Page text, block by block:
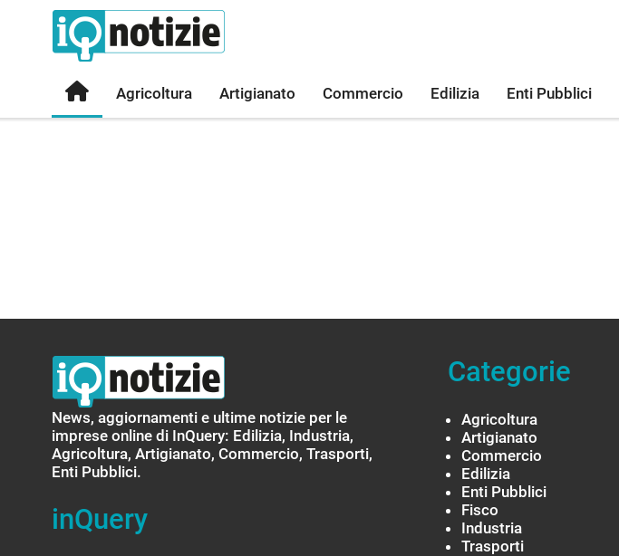
Agricoltura Artigianato Commercio Edilizia Enti Pubblici
IQ Notizie
News, aggiornamenti e ultime notizie per le
imprese online di InQuery: Edilizia, Industria,
Agricoltura, Artigianato, Commercio, Trasporti,
Enti Pubblici.
inQuery
Categorie
Agricoltura
Artigianato
Commercio
Edilizia
Enti Pubblici
Fisco
Industria
Trasporti